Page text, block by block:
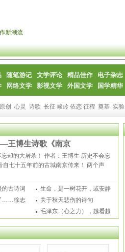
新潮流
随笔游记 文学评论 精品佳作 电子杂志
网络文学 影视文学 外国文学 国学精华
创 心灵 诗歌 长征 峻岭 依恋 征程 奠基 实验
王博生诗歌《南京
却的大屠杀！ 作者：王博生 历史不会忘
自七十五年前的古城南京传来！ 两个声
的古诗词
生命，是一树花开，或安静
或热烈
……徐志
关于秋天悲伤的诗句
毛泽东（心之力），越看越